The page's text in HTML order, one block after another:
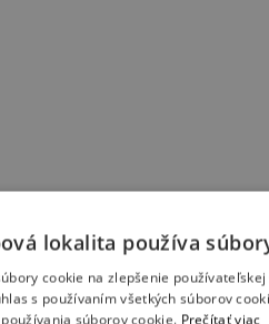
lokalita používa
cookie na zlepšenie
s používaním všetkých súborov
používania súborov cookie. Prečítať viac